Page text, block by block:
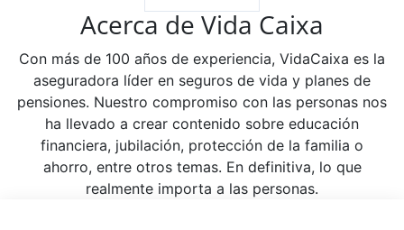
Acerca de Vida Caixa
Con más de 100 años de experiencia, VidaCaixa es la
aseguradora líder en seguros de vida y planes de
pensiones. Nuestro compromiso con las personas nos
ha llevado a crear contenido sobre educación
financiera, jubilación, protección de la familia o
ahorro, entre otros temas. En definitiva, lo que
realmente importa a las personas.